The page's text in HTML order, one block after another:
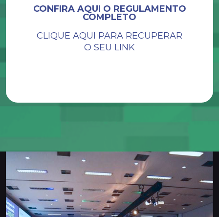
CONFIRA AQUI O REGULAMENTO
COMPLETO
CLIQUE AQUI PARA RECUPERAR
O SEU LINK